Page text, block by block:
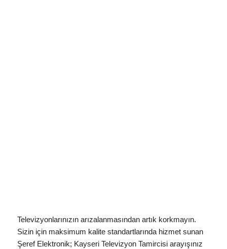
Televizyonlarınızın arızalanmasından artık korkmayın.
Sizin için maksimum kalite standartlarında hizmet sunan
Şeref Elektronik; Kayseri Televizyon Tamircisi arayışınız